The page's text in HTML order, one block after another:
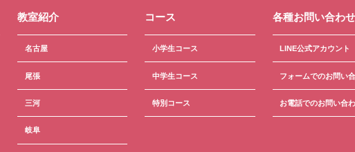
教室紹介
名古屋
尾張
三河
岐阜
コース
小学生コース
中学生コース
特別コース
各種お問い合わせ
LINE公式アカウント
フォームでのお問い
お電話でのお問い合